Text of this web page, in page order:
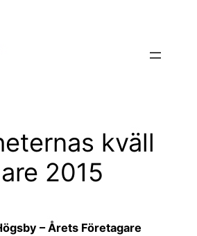
kväll
2015
– Årets Företagare